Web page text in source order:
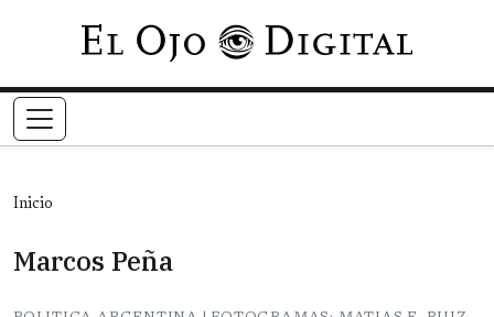
Pasar al contenido principal
Inicio
Marcos Peña